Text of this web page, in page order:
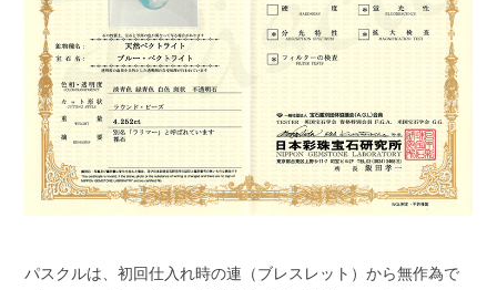
パスクルは、初回仕入れ時の連（ブレスレット）から無作為で